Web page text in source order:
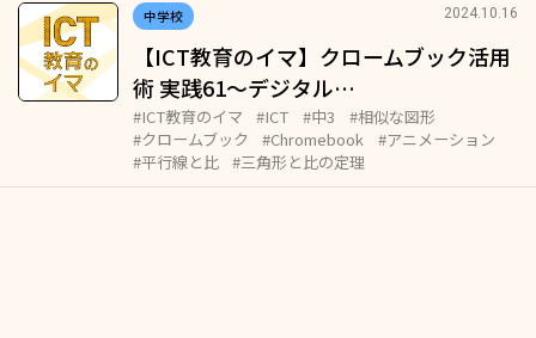
中学校 2024.10.16
【ICT教育のイマ】クロームブック活用
術 実践61～デジタル…
#ICT教育のイマ #ICT #中3
#相似な図形
#クロームブック
#Chromebook
#アニメーション
#平行線と比
#三角形と比の定理